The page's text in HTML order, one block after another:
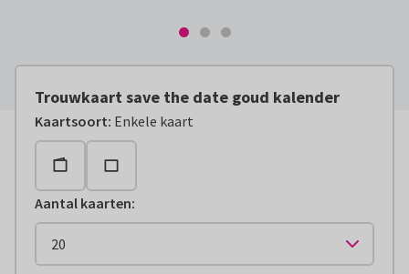
Trouwkaart save the date goud kalender
Kaartsoort: Enkele kaart
Aantal kaarten: